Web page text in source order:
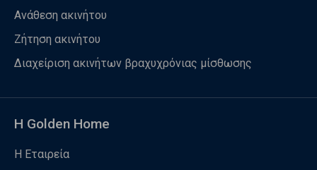
Ανάθεση ακινήτου
Ζήτηση ακινήτου
Διαχείριση ακινήτων βραχυχρόνιας μίσθωσης
Η Golden Home
Η Εταιρεία